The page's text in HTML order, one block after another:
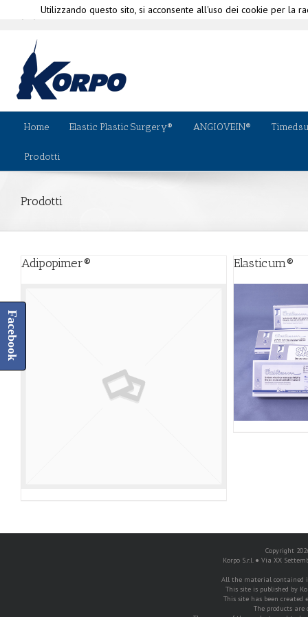
(+39) 010-580335 | info@korpo.com Perchè
Home Elastic Plastic Surgery® ANGIOVEIN®
Prodotti
Prodotti
Adipopimer® Elasticum®
Copyright
Korpo S.r.l. ● Via XX
All the material contained
This site is published by
This site has been created
The products are
Facebook
Utilizzando questo sito, si acconsente all'uso dei cookie per la